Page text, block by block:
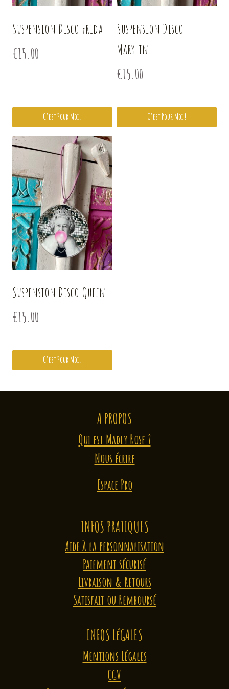
Suspension Disco Frida
€15.00
C'est Pour Moi !
Suspension Disco
Marylin
€15.00
C'est Pour Moi !
Suspension Disco Queen
€15.00
C'est Pour Moi !
A PROPOS
Qui est Madly Rose ?
Nous écrire
Espace Pro
INFOS PRATIQUES
Aide à la personnalisation
Paiement sécurisé
Livraison & Retours
Satisfait ou Remboursé
INFOS LéGALES
Mentions Légales
CGV